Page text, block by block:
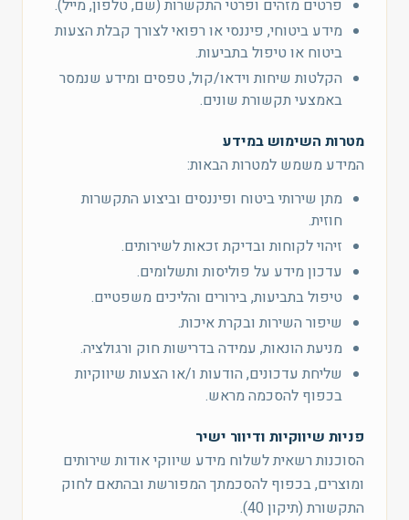
פרטים מזהים ופרטי התקשרות (שם, טלפון, מייל).
מידע ביטוחי, פיננסי או רפואי לצורך קבלת הצעות
ביטוח או טיפול בתביעות.
הקלטות שיחות וידאו/קול, טפסים ומידע שנמסר
באמצעי תקשורת שונים.
מטרות השימוש במידע
המידע משמש למטרות הבאות:
מתן שירותי ביטוח ופיננסים וביצוע התקשרות
חוזית.
זיהוי לקוחות ובדיקת זכאות לשירותים.
עדכון מידע על פוליסות ותשלומים.
טיפול בתביעות, בירורים והליכים משפטיים.
שיפור השירות ובקרת איכות.
מניעת הונאות, עמידה בדרישות חוק ורגולציה.
שליחת עדכונים, הודעות ו/או הצעות שיווקיות
בכפוף להסכמה מראש.
פניות שיווקיות ודיוור ישיר
הסוכנות רשאית לשלוח מידע שיווקי אודות שירותים
ומוצרים, בכפוף להסכמתך המפורשת ובהתאם לחוק
התקשורת (תיקון 40).